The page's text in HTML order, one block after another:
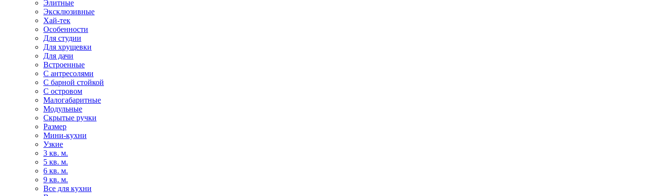
Элитные
Эксклюзивные
Хай-тек
Особенности
Для студии
Для хрущевки
Для дачи
Встроенные
С антресолями
С барной стойкой
С островом
Малогабаритные
Модульные
Скрытые ручки
Размер
Мини-кухни
Узкие
3 кв. м.
5 кв. м.
6 кв. м.
9 кв. м.
Все для кухни